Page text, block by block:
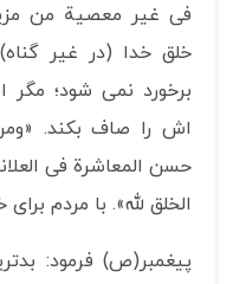
فی غیر معصیة من
خلق خدا (در غیر
برخورد نمی شود؛ مگر
اش را صاف بکند.
حسن المعاشرة فی
الخلق لله». با مردم
پیغمبر(ص) فرمود: